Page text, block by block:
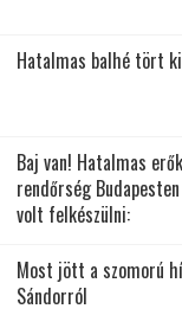
Hatalmas balhé tört
Baj van! Hatalmas
rendőrség
volt felkészülni:
Most jött a szomorú
Sándorról